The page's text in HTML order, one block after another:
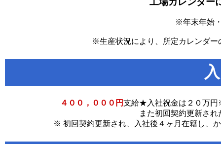
※年末年始
※生産状況により、所定カレンダー
４００，０００円支給★入社祝金は２０万
また初回契約更新さ
※ 初回契約更新され、入社後４ヶ月在籍し、